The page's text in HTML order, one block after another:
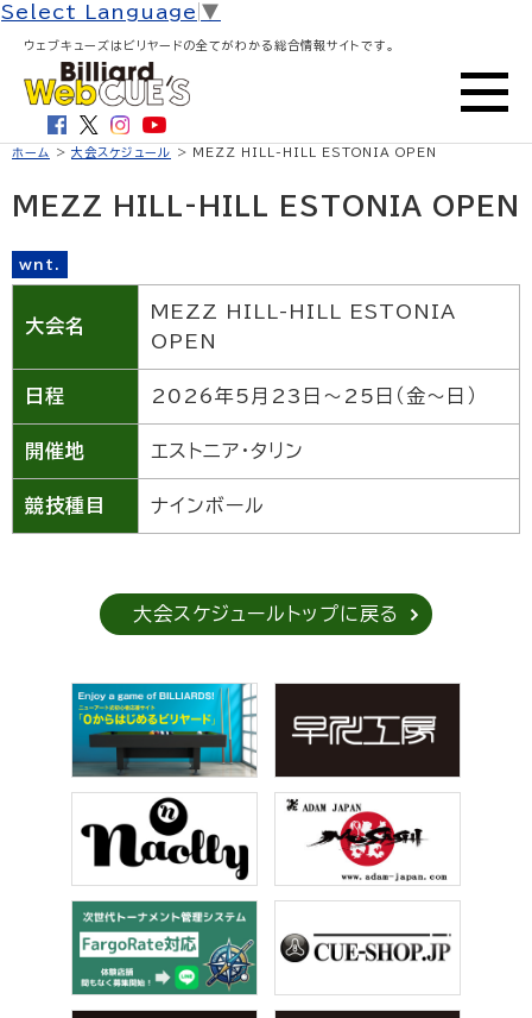
Select Language ▼
ウェブキューズはビリヤードの全てがわかる総合情報サイトです。
ホーム > 大会スケジュール > MEZZ HILL-HILL ESTONIA OPEN
MEZZ HILL-HILL ESTONIA OPEN
wnt.
大会名
MEZZ HILL-HILL ESTONIA
OPEN
日程 2026年5月23日〜25日（金〜日）
開催地 エストニア・タリン
競技種目 ナインボール
大会スケジュールトップに戻る